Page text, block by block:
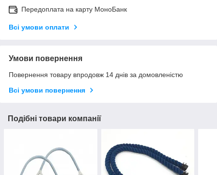
Передоплата на карту МоноБанк
Всі умови оплати
Умови повернення
Повернення товару впродовж 14 днів за домовленістю
Всі умови повернення
Подібні товари компанії